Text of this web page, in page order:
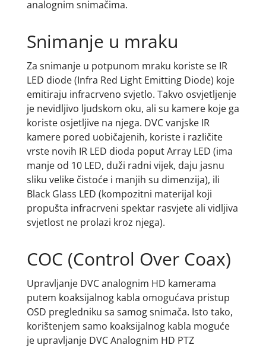
analognim snimačima.
Snimanje u mraku
Za snimanje u potpunom mraku koriste se IR
LED diode (Infra Red Light Emitting Diode) koje
emitiraju infracrveno svjetlo. Takvo osvjetljenje
je nevidljivo ljudskom oku, ali su kamere koje ga
koriste osjetljive na njega. DVC vanjske IR
kamere pored uobičajenih, koriste i različite
vrste novih IR LED dioda poput Array LED (ima
manje od 10 LED, duži radni vijek, daju jasnu
sliku velike čistoće i manjih su dimenzija), ili
Black Glass LED (kompozitni materijal koji
propušta infracrveni spektar rasvjete ali vidljiva
svjetlost ne prolazi kroz njega).
COC (Control Over Coax)
Upravljanje DVC analognim HD kamerama
putem koaksijalnog kabla omogućava pristup
OSD pregledniku sa samog snimača. Isto tako,
korištenjem samo koaksijalnog kabla moguće
je upravljanje DVC Analognim HD PTZ